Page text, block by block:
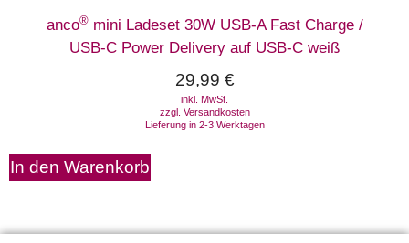
anco®mini Ladeset 30W USB-A Fast Charge /
USB-C Power Delivery auf USB-C weiß
29,99 €
inkl. MwSt.
zzgl. Versandkosten
Lieferung in 2-3 Werktagen
In den Warenkorb